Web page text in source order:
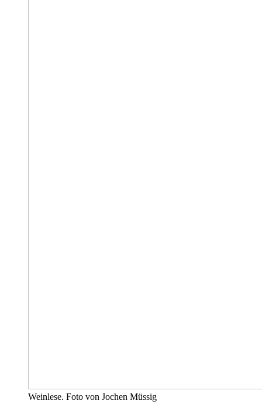
Weinlese. Foto von Jochen Müssig